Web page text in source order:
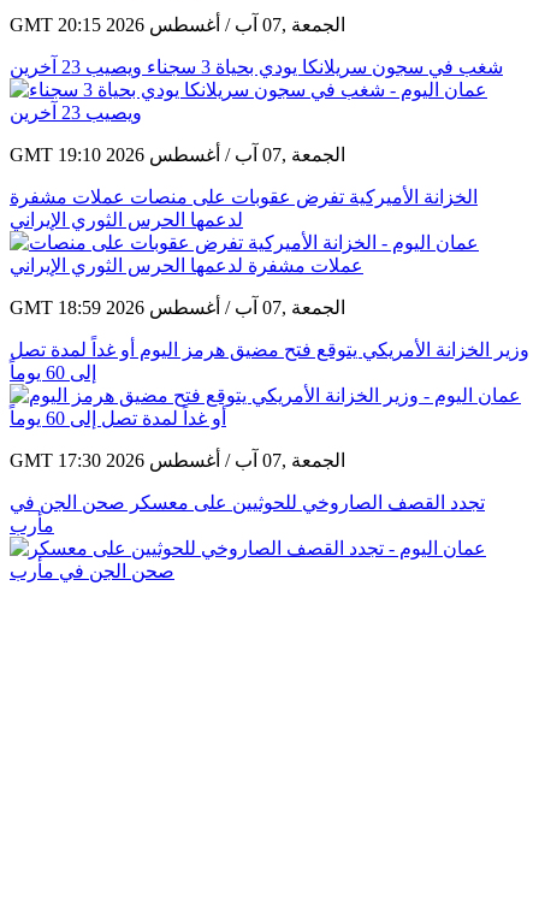
GMT 20:15 2026 الجمعة ,07 آب / أغسطس
شغب في سجون سريلانكا يودي بحياة 3 سجناء ويصيب 23 آخرين
GMT 19:10 2026 الجمعة ,07 آب / أغسطس
الخزانة الأميركية تفرض عقوبات على منصات عملات مشفرة
لدعمها الحرس الثوري الإيراني
GMT 18:59 2026 الجمعة ,07 آب / أغسطس
وزير الخزانة الأمريكي يتوقع فتح مضيق هرمز اليوم أو غداً لمدة تصل
إلى 60 يوماً
GMT 17:30 2026 الجمعة ,07 آب / أغسطس
تجدد القصف الصاروخي للحوثيين على معسكر صحن الجن في
مأرب